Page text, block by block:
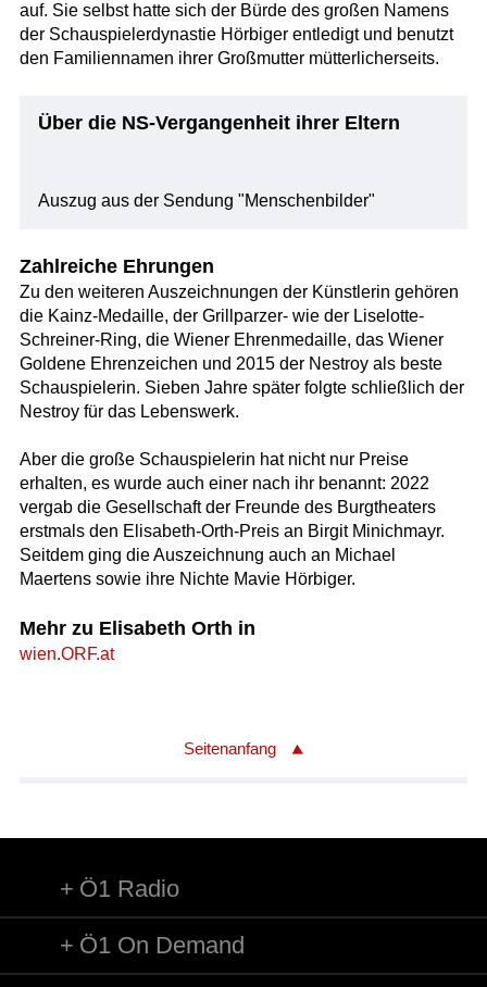
auf. Sie selbst hatte sich der Bürde des großen Namens
der Schauspielerdynastie Hörbiger entledigt und benutzt
den Familiennamen ihrer Großmutter mütterlicherseits.
Über die NS-Vergangenheit ihrer Eltern
Auszug aus der Sendung "Menschenbilder"
Zahlreiche Ehrungen
Zu den weiteren Auszeichnungen der Künstlerin gehören
die Kainz-Medaille, der Grillparzer- wie der Liselotte-
Schreiner-Ring, die Wiener Ehrenmedaille, das Wiener
Goldene Ehrenzeichen und 2015 der Nestroy als beste
Schauspielerin. Sieben Jahre später folgte schließlich der
Nestroy für das Lebenswerk.
Aber die große Schauspielerin hat nicht nur Preise
erhalten, es wurde auch einer nach ihr benannt: 2022
vergab die Gesellschaft der Freunde des Burgtheaters
erstmals den Elisabeth-Orth-Preis an Birgit Minichmayr.
Seitdem ging die Auszeichnung auch an Michael
Maertens sowie ihre Nichte Mavie Hörbiger.
Mehr zu Elisabeth Orth in
wien.ORF.at
Seitenanfang
Ö1 Radio
Ö1 On Demand